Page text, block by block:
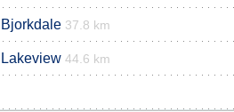
Bjorkdale 37.8 km
Lakeview 44.6 km